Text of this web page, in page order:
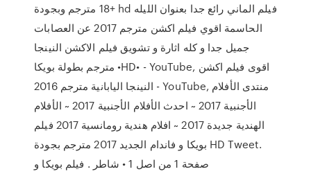
+18 مترجم وبجودة hd فيلم الماني رائع جدا بعنوان الليله
الحاسمة اقوي فيلم اكشن مترجم 2017 عن العصابات
جميل جدا و كله اثارة و تشويق فيلم الاكشن النينجا
مترجم بطولة بويكا •HD• - YouTube, اقوى فيلم اكشن
النينجا اليابانية مترجم 2016 - YouTube, منتدى الأفلام
الأجنبية 2017 ~ احدث الأفلام الأجنبية 2017 ~ الأفلام
الهندية جديدة 2017 ~ افلام هندية رومانسية 2017 فيلم
بويكا و فاندام الجديد 2017 مترجم بجودة HD Tweet.
صفحة 1 من اصل 1 • شاطر . فيلم بويكا و